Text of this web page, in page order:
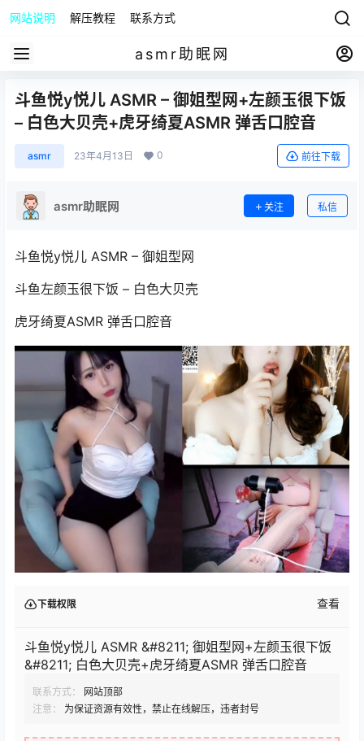
网站说明 解压教程 联系方式
asmr助眠网
斗鱼悦y悦儿 ASMR – 御姐型网+左颜玉很下饭
– 白色大贝壳+虎牙绮夏ASMR 弹舌口腔音
asmr 23年4月13日 0 前往下载
asmr助眠网 关注 私信
斗鱼悦y悦儿 ASMR – 御姐型网
斗鱼左颜玉很下饭 – 白色大贝壳
虎牙绮夏ASMR 弹舌口腔音
下载权限 查看
斗鱼悦y悦儿 ASMR &#8211; 御姐型网+左颜玉很下饭
&#8211; 白色大贝壳+虎牙绮夏ASMR 弹舌口腔音
联系方式：
网站顶部
注意：
为保证资源有效性，禁止在线解压，违者封号